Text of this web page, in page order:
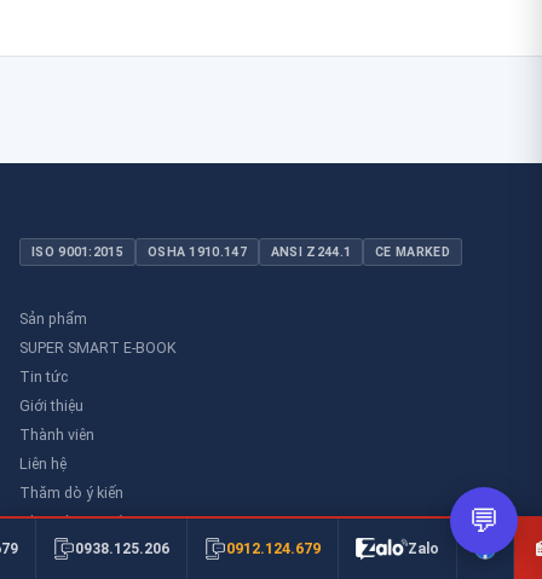
ISO 9001:2015 OSHA 1910.147 ANSI Z244.1 CE MARKED
Sản phẩm
SUPER SMART E-BOOK
Tin tức
Giới thiệu
Thành viên
Liên hệ
Thăm dò ý kiến
Thư viên an toàn
0938.125.206 0912.124.679 Zalo
💬